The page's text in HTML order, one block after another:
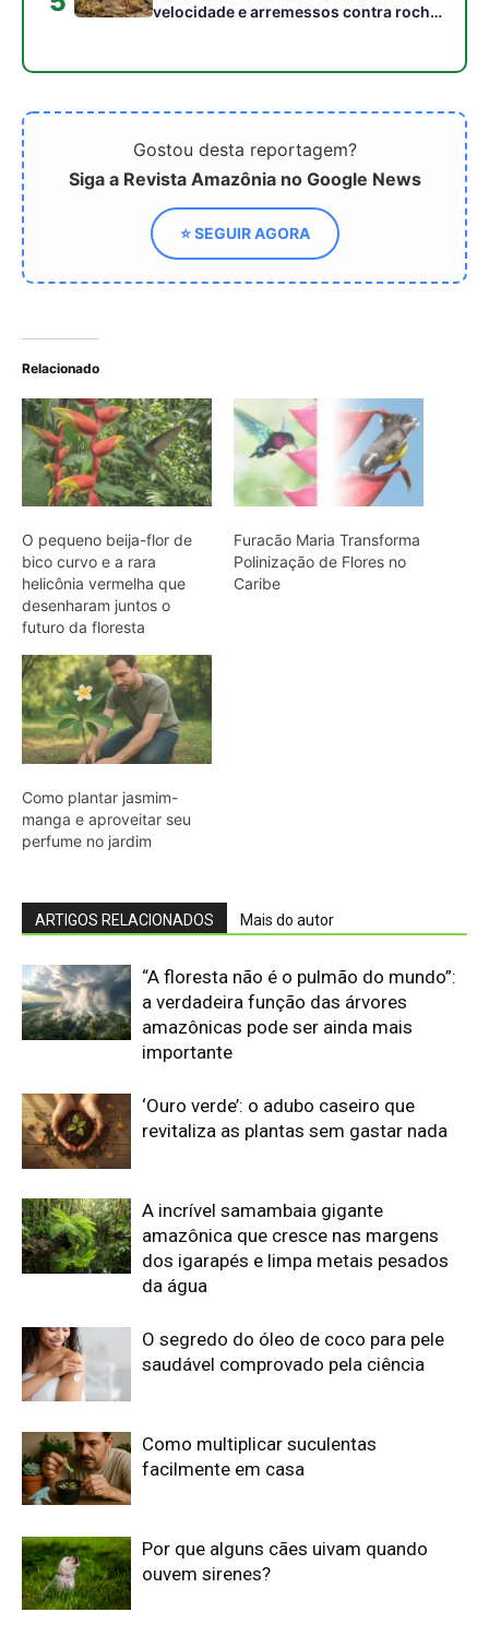
Relacionado
O pequeno beija-flor de
bico curvo e a rara
helicônia vermelha que
desenharam juntos o
futuro da floresta
Furacão Maria Transforma
Polinização de Flores no
Caribe
Como plantar jasmim-
manga e aproveitar seu
perfume no jardim
ARTIGOS RELACIONADOS Mais do autor
“A floresta não é o pulmão do mundo”:
amazônicas pode ser ainda mais
importante
‘Ouro verde’: o adubo caseiro que
A incrível samambaia gigante
dos igarapés e limpa metais pesados
da água
O segredo do óleo de coco para pele
saudável comprovado pela ciência
facilmente em casa
ouvem sirenes?
Edição atual da Revista
Amazônia